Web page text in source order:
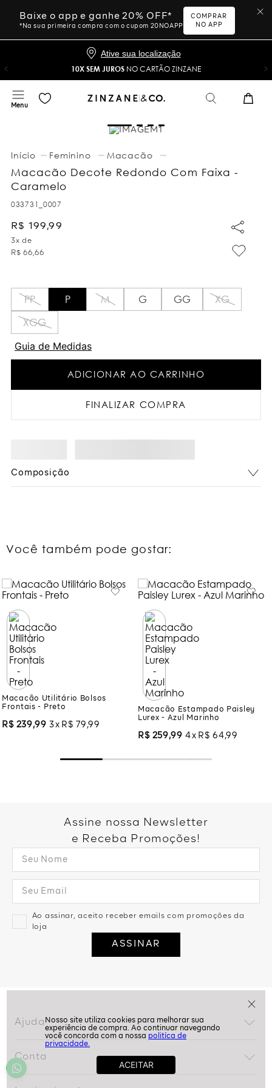
Baixe o app e ganhe 20% OFF*
*Na sua primeira compra com o cupom 20NOAPP
COMPRAR
NO APP
Ative sua localização
10X SEM JUROS NO CARTÃO ZINZANE
politíca de
privacidade.
Feminino Macacão
Macacão Decote Redondo Com Faixa -
Caramelo
033731_0007
R$ 199,99
3x de
R$ 66,66
PP P M G GG
XG
XGG
Guia de Medidas
ADICIONAR AO CARRINHO
FINALIZAR COMPRA
Composição
Você também pode gostar:
Macacão Utilitário Bolsos
Frontais - Preto
R$ 239,99 3 R$ 79 ,99
Macacão Estampado Paisley
Lurex - Azul Marinho
R$ 259,99 4 R$ 64,99
Assine nossa Newsletter
e Receba Promoções!
Ao assinar, aceito receber emails com promoções da
loja
ASSINAR
Ajuda
Dúvidas frequentes
Trocas e devoluções
Conta